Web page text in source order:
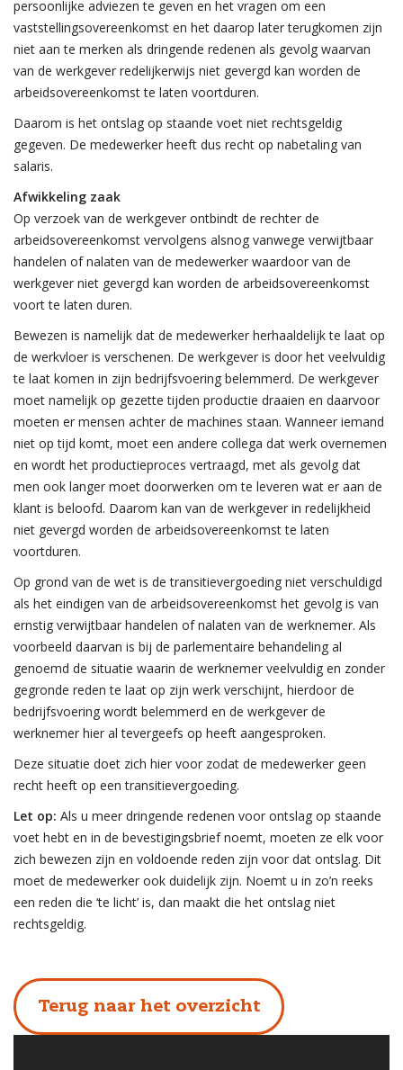
persoonlijke adviezen te geven en het vragen om een
vaststellingsovereenkomst en het daarop later terugkomen zijn
niet aan te merken als dringende redenen als gevolg waarvan
van de werkgever redelijkerwijs niet gevergd kan worden de
arbeidsovereenkomst te laten voortduren.
Daarom is het ontslag op staande voet niet rechtsgeldig
gegeven. De medewerker heeft dus recht op nabetaling van
salaris.
Afwikkeling zaak
Op verzoek van de werkgever ontbindt de rechter de
arbeidsovereenkomst vervolgens alsnog vanwege verwijtbaar
handelen of nalaten van de medewerker waardoor van de
werkgever niet gevergd kan worden de arbeidsovereenkomst
voort te laten duren.
Bewezen is namelijk dat de medewerker herhaaldelijk te laat op
de werkvloer is verschenen. De werkgever is door het veelvuldig
te laat komen in zijn bedrijfsvoering belemmerd. De werkgever
moet namelijk op gezette tijden productie draaien en daarvoor
moeten er mensen achter de machines staan. Wanneer iemand
niet op tijd komt, moet een andere collega dat werk overnemen
en wordt het productieproces vertraagd, met als gevolg dat
men ook langer moet doorwerken om te leveren wat er aan de
klant is beloofd. Daarom kan van de werkgever in redelijkheid
niet gevergd worden de arbeidsovereenkomst te laten
voortduren.
Op grond van de wet is de transitievergoeding niet verschuldigd
als het eindigen van de arbeidsovereenkomst het gevolg is van
ernstig verwijtbaar handelen of nalaten van de werknemer. Als
voorbeeld daarvan is bij de parlementaire behandeling al
genoemd de situatie waarin de werknemer veelvuldig en zonder
gegronde reden te laat op zijn werk verschijnt, hierdoor de
bedrijfsvoering wordt belemmerd en de werkgever de
werknemer hier al tevergeefs op heeft aangesproken.
Deze situatie doet zich hier voor zodat de medewerker geen
recht heeft op een transitievergoeding.
Let op: Als u meer dringende redenen voor ontslag op staande
voet hebt en in de bevestigingsbrief noemt, moeten ze elk voor
zich bewezen zijn en voldoende reden zijn voor dat ontslag. Dit
moet de medewerker ook duidelijk zijn. Noemt u in zo’n reeks
een reden die ‘te licht’ is, dan maakt die het ontslag niet
rechtsgeldig.
Terug naar het overzicht